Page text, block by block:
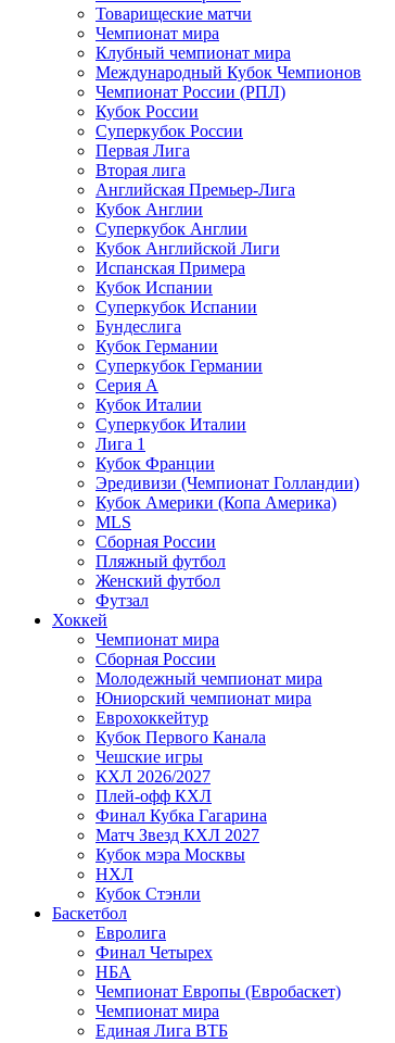
Товарищеские матчи
Чемпионат мира
Клубный чемпионат мира
Международный Кубок Чемпионов
Чемпионат России (РПЛ)
Кубок России
Суперкубок России
Первая Лига
Вторая лига
Английская Премьер-Лига
Кубок Англии
Суперкубок Англии
Кубок Английской Лиги
Испанская Примера
Кубок Испании
Суперкубок Испании
Бундеслига
Кубок Германии
Суперкубок Германии
Серия А
Кубок Италии
Суперкубок Италии
Лига 1
Кубок Франции
Эредивизи (Чемпионат Голландии)
Кубок Америки (Копа Америка)
MLS
Сборная России
Пляжный футбол
Женский футбол
Футзал
Хоккей
Чемпионат мира
Сборная России
Молодежный чемпионат мира
Юниорский чемпионат мира
Еврохоккейтур
Кубок Первого Канала
Чешские игры
КХЛ 2026/2027
Плей-офф КХЛ
Финал Кубка Гагарина
Матч Звезд КХЛ 2027
Кубок мэра Москвы
НХЛ
Кубок Стэнли
Баскетбол
Евролига
Финал Четырех
НБА
Чемпионат Европы (Евробаскет)
Чемпионат мира
Единая Лига ВТБ